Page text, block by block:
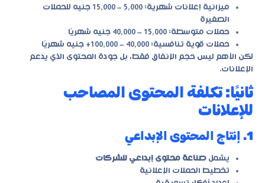
ميزانية إعلانات شهرية: 5,000 – 15,000 جنيه للحملات
الصغيرة
حملات متوسطة: 15,000 – 40,000 جنيه شهريًا
حملات قوية تنافسية: 40,000 – 100,000+ جنيه شهريًا
لكن الأهم ليس حجم الإنفاق فقط، بل جودة المحتوى الذي يدعم
الإعلانات.
ثانيًا: تكلفة المحتوى المصاحب
للإعلانات
1. إنتاج المحتوى الإبداعي
يشمل صناعة محتوى إبداعي للشركات
تخطيط الحملات الإعلانية